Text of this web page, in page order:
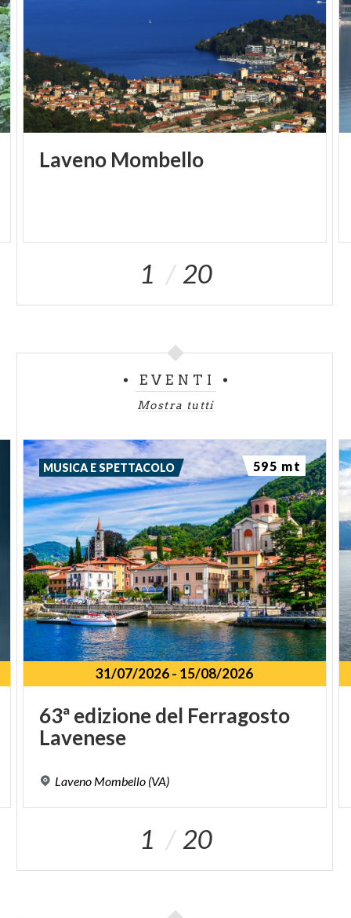
Laveno Mombello
1 20
EVENTI
Mostra tutti
31/07/2026- 15/08/2026
63ªedizionedel Ferragosto
Lavenese
Laveno Mombello (VA)
MUSICA E SPETTACOLO 595 mt
1 20